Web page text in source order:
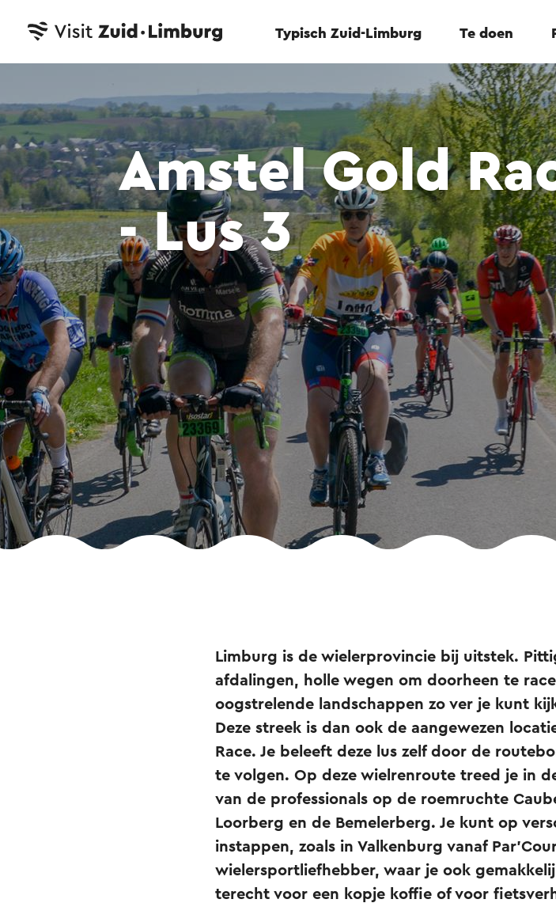
Typisch Zuid-Limburg Te doen
Amstel Gold
- Lus 3
Limburg is de wielerprovincie bij uitstek.
afdalingen, holle wegen om doorheen te
oogstrelende landschappen zo ver je kunt
Deze streek is dan ook de aangewezen
Race. Je beleeft deze lus zelf door de
te volgen. Op deze wielrenroute treed je in
van de professionals op de roemruchte
Loorberg en de Bemelerberg. Je kunt op
instappen, zoals in Valkenburg vanaf
wielersportliefhebber, waar je ook
terecht voor een kopje koffie of voor